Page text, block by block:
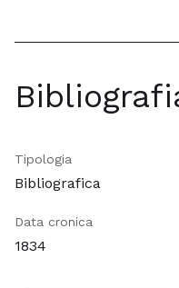
Tipologia
Bibliografica
Data cronica
1834